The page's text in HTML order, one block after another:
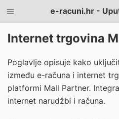
e-racuni.hr -
Internet trgovina
Poglavlje opisuje kako
između e-računa i internet
platformi Mall Partner.
internet narudžbi i računa.